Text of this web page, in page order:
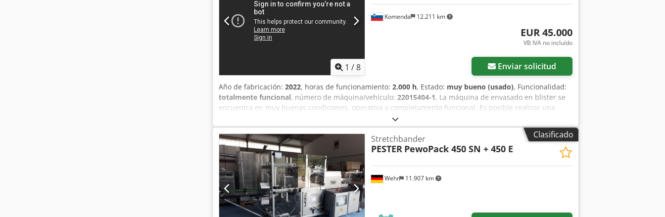
1 /8
Komenda 12.211 km
EUR 45.000
VB IVA no incluído
Enviar solicitud
Año de fabricación: 2022, horas de funcionamiento: 2.000 h, Estado: muy bueno (usado), Funcionalidad:
totalmente funcional, número de máquina/vehículo: 22015404-1, La máquina de envasado en blister se
encuentra en muy buenas condiciones, operativa y completamente funcional. Es posible realizar una
prueba de funcionamiento e inspeccionar el desempeño de la máquina. Ha sido mantenida y revisada
periódicamente. Con la venta se incluirán todas las piezas de repuesto y componentes de recambio
adicionales disponibles. Chsdeyuc Hzspfx Ahlsa Además de la máquina principal de envasado en blister,
el paquete incluye los siguientes componentes pedidos adicionalmente junto con la máquina básica:
Sistema de inspección por cámara para el control de los blísters, una máquina para el embalaje
secundario de blísters SDZ-100 y un enfriador (chiller) para la refrigeración de la lámina a partir de la cual
se termoforman los blísters. Se pueden producir blísters tipo "0" de 120x70x15 y tipo "00" de 120x70x30.
Todas las máquinas se suministran con la documentación técnica correspondiente y los certificados CE.
Las especificaciones técnicas, dimensiones, el plano de disposición de la máquina, así como los catálogos
e instrucciones, se encuentran en los archivos PDF adjuntos.
Clasificado
Wehr 11.907 km
Stretchbander
PESTER PewoPack 450 SN + 450 E